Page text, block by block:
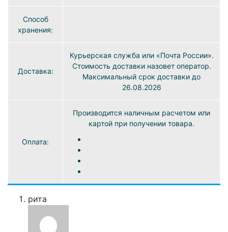
Способ
хранения:
Доставка:
Курьерская служба или «Почта России».
Стоимость доставки назовет оператор.
Максимальный срок доставки до
26.08.2026
Оплата:
Производится наличным расчетом или
картой при получении товара.
рита